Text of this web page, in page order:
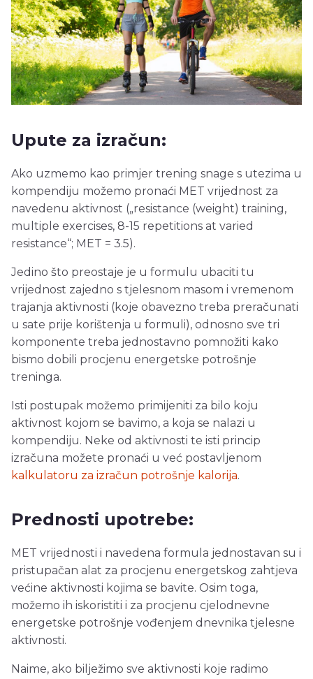
Upute za izračun:
Ako uzmemo kao primjer trening snage s utezima u
kompendiju možemo pronaći MET vrijednost za
navedenu aktivnost („resistance (weight) training,
multiple exercises, 8-15 repetitions at varied
resistance“; MET = 3.5).
Jedino što preostaje je u formulu ubaciti tu
vrijednost zajedno s tjelesnom masom i vremenom
trajanja aktivnosti (koje obavezno treba preračunati
u sate prije korištenja u formuli), odnosno sve tri
komponente treba jednostavno pomnožiti kako
bismo dobili procjenu energetske potrošnje
treninga.
Isti postupak možemo primijeniti za bilo koju
aktivnost kojom se bavimo, a koja se nalazi u
kompendiju. Neke od aktivnosti te isti princip
izračuna možete pronaći u već postavljenom
kalkulatoru za izračun potrošnje kalorija.
Prednosti upotrebe:
MET vrijednosti i navedena formula jednostavan su i
pristupačan alat za procjenu energetskog zahtjeva
većine aktivnosti kojima se bavite. Osim toga,
možemo ih iskoristiti i za procjenu cjelodnevne
energetske potrošnje vođenjem dnevnika tjelesne
aktivnosti.
Naime, ako bilježimo sve aktivnosti koje radimo